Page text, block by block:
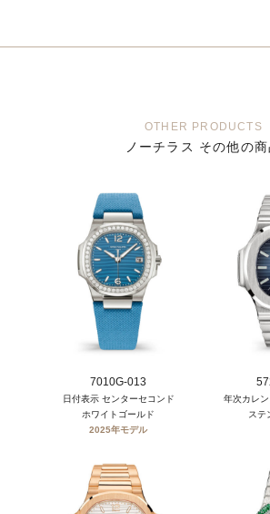
OTHER PRODUCTS
ノーチラス その他の商
7010G-013
日付表示 センターセコンド
ホワイトゴールド
2025年モデル
年次カレ
ステ